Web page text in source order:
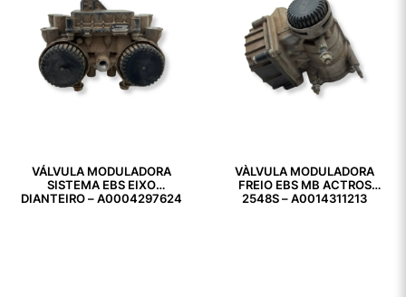
VÁLVULA MODULADORA
SISTEMA EBS EIXO
DIANTEIRO – A0004297624
VÀLVULA MODULADORA
FREIO EBS MB ACTROS
2548S – A0014311213